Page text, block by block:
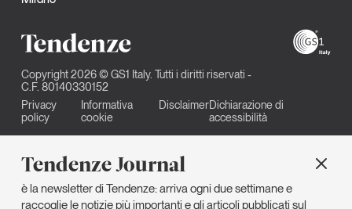
Tendenze Journal
è la newsletter di Tendenze: arriva ogni due settimane e
raccoglie le notizie più importanti e gli articoli pubblicati sul
Copyright 2026 © GS1 Italy. Tutti i diritti riservati -
C.F. 80140330152
Privacy
policy
Informativa
cookie
DisclaimerDichiarazione di
accessibilità